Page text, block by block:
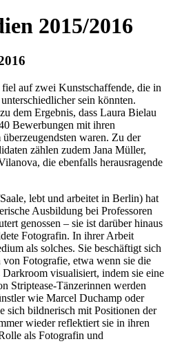
2015/2016
auf zwei Kunstschaffende, die in
sein könnten.
dem Ergebnis, dass Laura Bielau
Bewerbungen mit ihren
waren. Zu der
zählen zudem Jana Müller,
die ebenfalls herausragende
lebt und arbeitet in Berlin) hat
Ausbildung bei Professoren
genossen – sie ist darüber hinaus
Fotografin. In ihrer Arbeit
als solches. Sie beschäftigt sich
von Fotografie, etwa wenn sie die
visualisiert, indem sie eine
Striptease-Tänzerinnen werden
wie Marcel Duchamp oder
sich bildnerisch mit Positionen der
wieder reflektiert sie in ihren
als Fotografin und